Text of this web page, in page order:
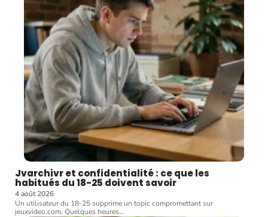
Jvarchivr et confidentialité : ce que les
habitués du 18-25 doivent savoir
4 août 2026
Un utilisateur du 18-25 supprime un topic compromettant sur
jeuxvideo.com. Quelques heures…